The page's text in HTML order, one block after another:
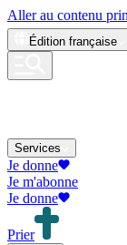
Aller au contenu
Édition française
Services
Je donne
Je m'abonne
Je donne
Prier